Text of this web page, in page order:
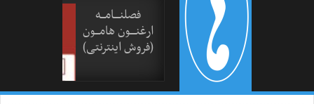
فصلنــــامـــه
ارغنــــون هامـــون
(فروش اینترنتی)